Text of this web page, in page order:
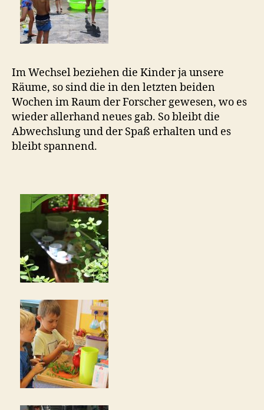
Im Wechsel beziehen die Kinder ja unsere
Räume, so sind die in den letzten beiden
Wochen im Raum der Forscher gewesen, wo es
wieder allerhand neues gab. So bleibt die
Abwechslung und der Spaß erhalten und es
bleibt spannend.